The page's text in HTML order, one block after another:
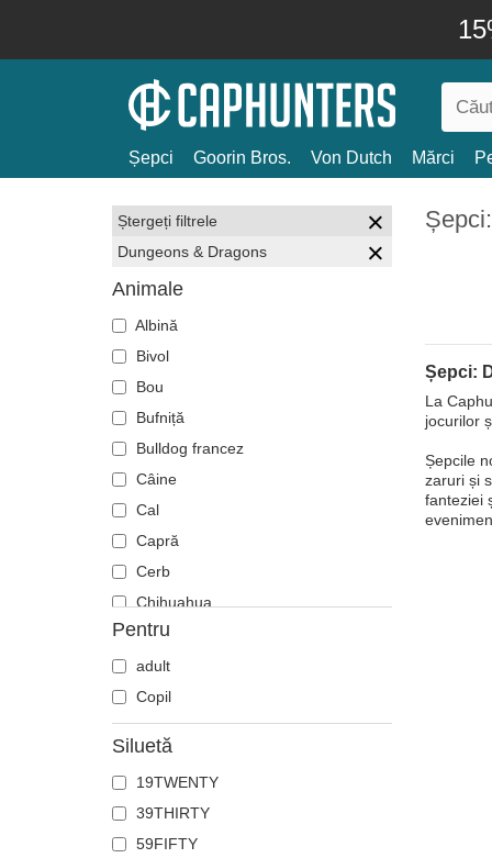
Șepci Goorin Bros. Von Dutch Mărci
Ștergeți filtrele
Dungeons & Dragons
Animale
Albină
Bivol
Bou
Bufniță
Bulldog francez
Câine
Cal
Capră
Cerb
Chihuahua
Ciobănesc german
Cocoș
Coiot
Corb
Crab
Craniu
Crocodil
Delfin
Pentru
adult
Copil
Siluetă
19TWENTY
39THIRTY
59FIFTY
Șepci:
La
jocurilor
Șepcile
zaruri și
fanteziei